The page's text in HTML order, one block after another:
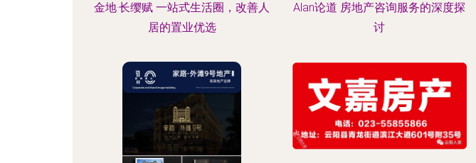
金地·长缨赋 一站式生活圈，改善人
居的置业优选
Alan论道 房地产咨询服务的深度探
讨